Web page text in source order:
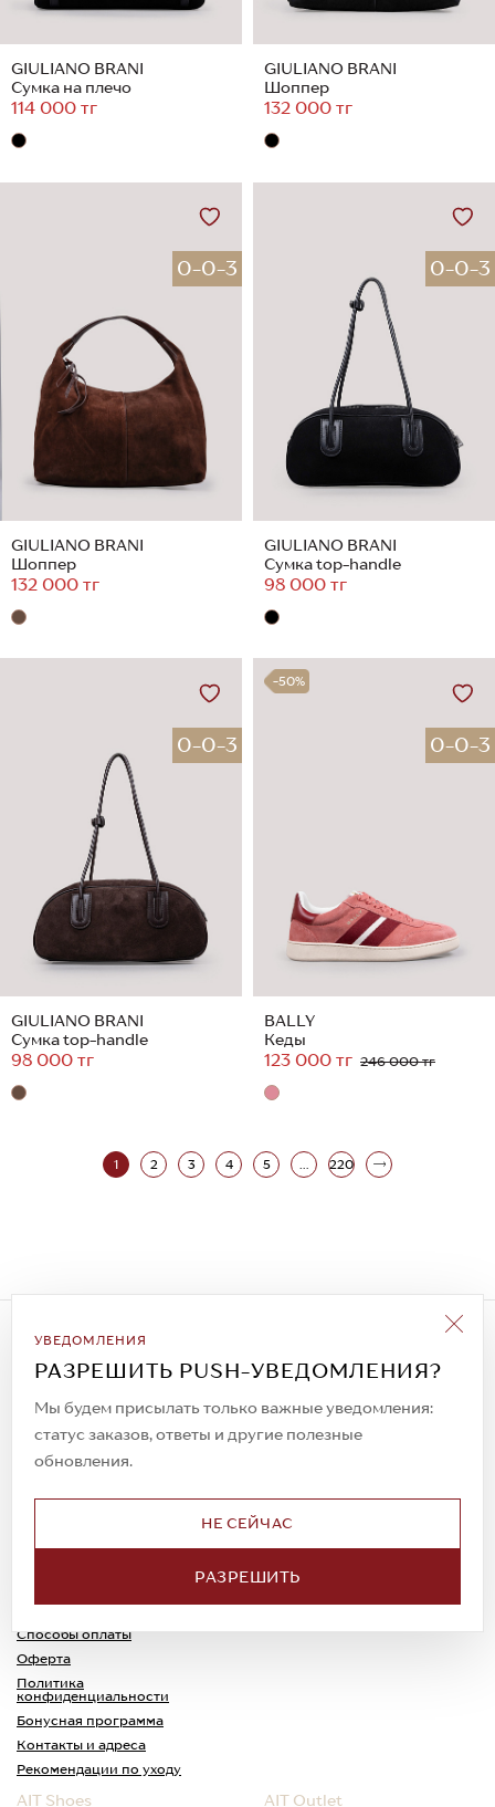
GIULIANO BRANI
Сумка на плечо
114 000 тг
GIULIANO BRANI
Шоппер
132 000 тг
0-0-3
GIULIANO BRANI
Шоппер
132 000 тг
0-0-3
GIULIANO BRANI
Сумка top-handle
98 000 тг
0-0-3
GIULIANO BRANI
Сумка top-handle
98 000 тг
-50%
0-0-3
BALLY
Кеды
123 000 тг 246 000 тг
1 2 3 4 5 ... 220
УВЕДОМЛЕНИЯ
РАЗРЕШИТЬ PUSH-УВЕДОМЛЕНИЯ?
Мы будем присылать только важные уведомления:
статус заказов, ответы и другие полезные
обновления.
НЕ СЕЙЧАС
РАЗРЕШИТЬ
Подписаться на рассылку
Всегда будьте в курсе новых акций и
спецпредложений!
© 2023. AIT Shoes
Все права защищены
Доставка
Способы оплаты
Оферта
Политика
конфиденциальности
Обмен и возврат
Каспи-Ред
Бонусная программа
Контакты и адреса
Рекомендации по уходу
AIT Shoes AIT Outlet